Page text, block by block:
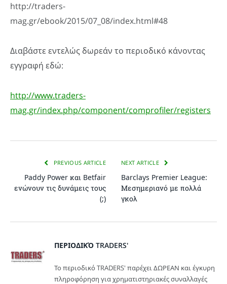
http://traders-
mag.gr/ebook/2015/07_08/index.html#48
Διαβάστε εντελώς δωρεάν το περιοδικό κάνοντας
εγγραφή εδώ:
http://www.traders-
mag.gr/index.php/component/comprofiler/registers
PREVIOUS ARTICLE
Paddy Power και Betfair
ενώνουν τις δυνάμεις τους
(;)
NEXT ARTICLE
Barclays Premier League:
Μεσημεριανό με πολλά
γκολ
ΠΕΡΙΟΔΙΚΌ TRADERS'
Το περιοδικό TRADERS' παρέχει ΔΩΡΕΑΝ και έγκυρη
πληροφόρηση για χρηματιστηριακές συναλλαγές